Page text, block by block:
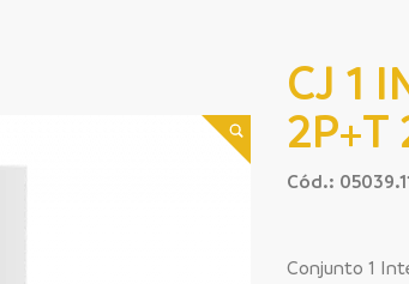
CJ 1
2P+T
Cód.:
Conjunto 1